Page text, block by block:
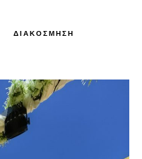
ΔΙΑΚΌΣΜΗΣΗ